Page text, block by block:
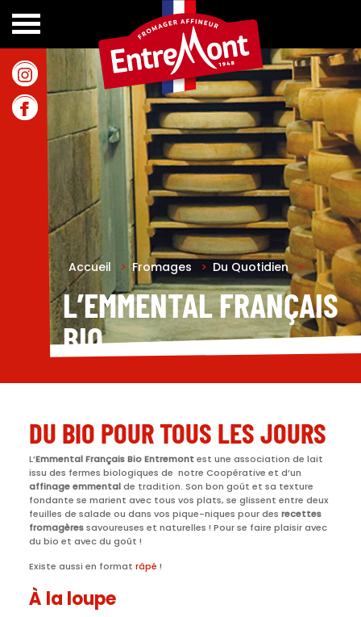
Accueil > Fromages > Du Quotidien >
L’EMMENTAL FRANÇAIS
BIO
DU BIO POUR TOUS LES JOURS
L’Emmental Français Bio Entremontest une association de lait
issu des fermes biologiques de notre Coopérative et d’un
affinage emmentalde tradition. Son bon goût et sa texture
fondante se marient avec tous vos plats, se glissent entre deux
feuilles de salade ou dans vos pique-niques pour des recettes
fromagèressavoureuses et naturelles ! Pour se faire plaisir avec
du bio et avec du goût !
Existe aussi en format râpé !
À la loupe